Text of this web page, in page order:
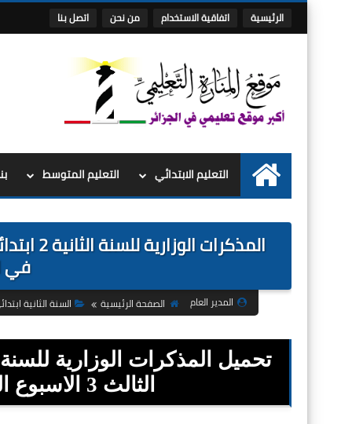
الرئيسية اتفاقية الاستخدام من نحن اتصل بنا
الرئيسية
التعليم الابتدائي التعليم المتوسط
في
المدير العام الصفحة الرئيسية السنة الثانية
الثالث 3 الاسبوع الثالث 3 في المحلات الكبرى